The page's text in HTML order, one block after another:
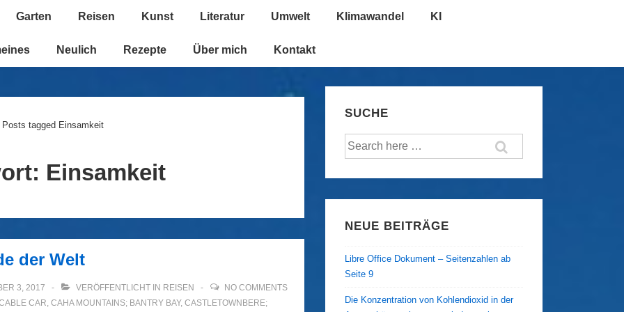
Garten Reisen Kunst Literatur Umwelt Klimawandel KI
Neulich Rezepte Über mich Kontakt
Posts tagged Einsamkeit
Einsamkeit
der Welt
3, 2017 VERÖFFENTLICHT IN REISEN
NO COMMENTS
CAR, CAHA MOUNTAINS; BANTRY BAY, CASTLETOWNBERE;
SUCHE
Suche
NEUE BEITRÄGE
Libre Office Dokument – Seitenzahlen ab
Seite 9
Die Konzentration von Kohlendioxid in der